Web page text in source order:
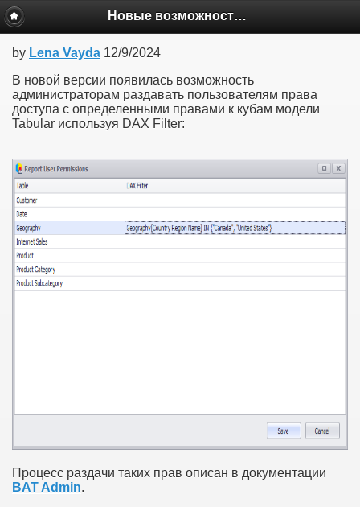
Новые возможности BAT версии 7.3x
by Lena Vayda 12/9/2024
В новой версии появилась возможность
администраторам раздавать пользователям права
доступа с определенными правами к кубам модели
Tabular используя DAX Filter:
Процесс раздачи таких прав описан в документации
BAT Admin.